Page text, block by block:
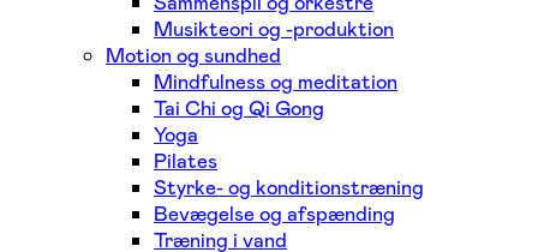
Musikteori og -produktion
Motion og sundhed
Mindfulness og meditation
Tai Chi og Qi Gong
Yoga
Pilates
Styrke- og konditionstræning
Bevægelse og afspænding
Træning i vand